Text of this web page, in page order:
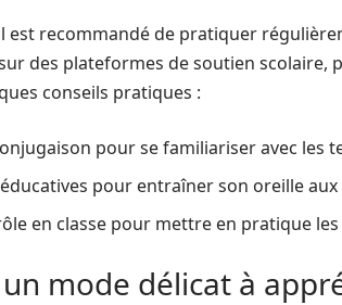
est recommandé de pratiquer
des plateformes de soutien
conseils pratiques :
pour se familiariser avec les
pour entraîner son oreille
en classe pour mettre en pratique
mode délicat à